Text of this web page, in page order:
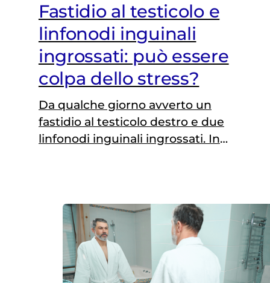
Fastidio al testicolo e
linfonodi inguinali
ingrossati: può essere
colpa dello stress?
Da qualche giorno avverto un
fastidio al testicolo destro e due
linfonodi inguinali ingrossati. In
(domanda pervenuta tramite il
form L’esperto risponde) Risponde il
dottor Pasquale Setola, urologo
presso la Fondazione Casa Sollievo
della Sofferenza – Opera di San Pio…